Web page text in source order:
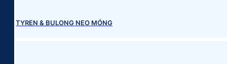
TYREN & BULONG NEO MÓNG